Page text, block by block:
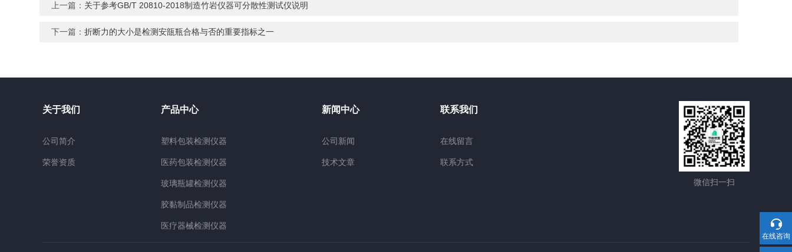
上一篇： 关于参考GB/T 20810-2018制造竹岩仪器可分散性测试仪说明
下一篇：折断力的大小是检测安瓿瓶合格与否的重要指标之一
关于我们
公司简介
荣誉资质
产品中心
塑料包装检测仪器
医药包装检测仪器
玻璃瓶罐检测仪器
胶黏制品检测仪器
医疗器械检测仪器
新闻中心
公司新闻
技术文章
联系我们
在线留言
联系方式
微信扫一扫
在线咨询